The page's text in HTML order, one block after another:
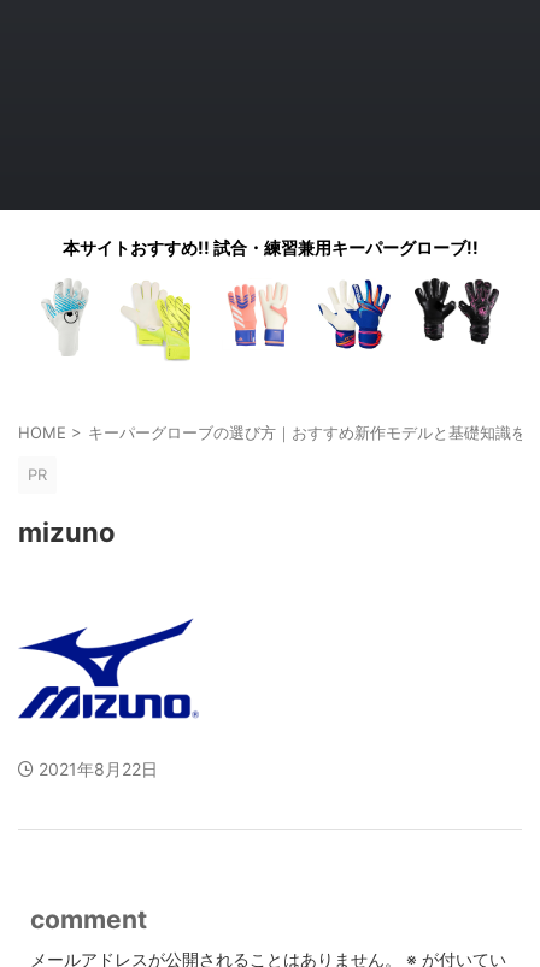
本サイトおすすめ!! 試合・練習兼用キーパーグローブ!!
HOME > キーパーグローブの選び方｜おすすめ新作モデルと基礎知識を
PR
mizuno
2021年8月22日
comment
メールアドレスが公開されることはありません。 ※ が付いてい